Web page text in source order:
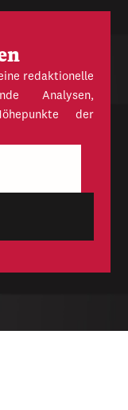
redaktionelle
Analysen,
der